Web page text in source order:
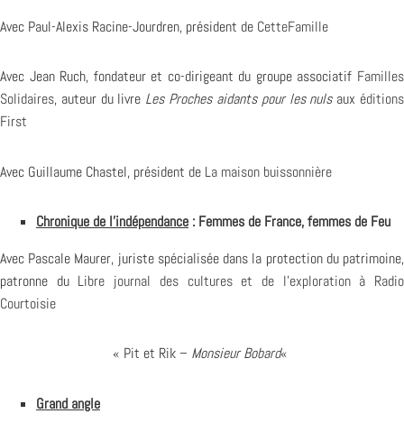
Avec Paul-Alexis Racine-Jourdren, président de CetteFamille
Avec Jean Ruch, fondateur et co-dirigeant du groupe associatif Familles
Solidaires, auteur du livre Les Proches aidants pour les nulsaux éditions
First
Avec Guillaume Chastel, président de La maison buissonnière
Chronique de l’indépendance : Femmes de France, femmes de Feu
Avec Pascale Maurer, juriste spécialisée dans la protection du patrimoine,
patronne du Libre journal des cultures et de l’exploration à Radio
Courtoisie
« Pit et Rik – Monsieur Bobard«
Grand angle